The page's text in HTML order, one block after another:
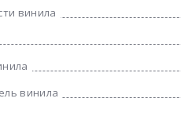
винила
винила